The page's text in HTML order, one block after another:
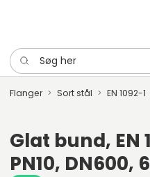
Søg her
Flanger Sort stål EN 1092-1
Glat bund, EN
PN10, DN600,